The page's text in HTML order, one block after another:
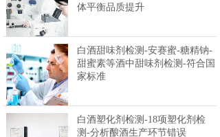
体平衡品质提升
白酒甜味剂检测-安赛蜜-糖精钠-
甜蜜素等酒中甜味剂检测-符合国
家标准
白酒塑化剂检测-18项塑化剂检
测-分析酿酒生产环节错误